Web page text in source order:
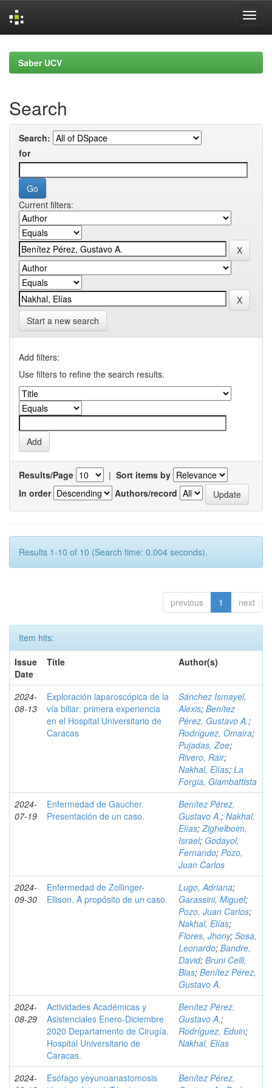
navigationSaber UCV
Search
Search:
for
Current filters:
Start a new search
Add filters:
Use filters to refine the search results.
Results/Page | Sort items by
In order
Authors/record
Results 1-10 of 10 (Search time: 0.004 seconds).
previous 1 next
Item hits:
Issue
Date
Title Author(s)
2024-
08-13
Exploración laparoscópica de la
vía biliar: primera experiencia
en el Hospital Universitario de
Caracas
Sánchez Ismayel,
Alexis; Benítez
Pérez, Gustavo A.;
Rodríguez, Omaira;
Pujadas, Zoe;
Rivero, Rair;
Nakhal, Elías; La
Forgia, Giambattista
2024-
07-19
Enfermedad de Gaucher.
Presentación de un caso.
Benítez Pérez,
Gustavo A.; Nakhal,
Elías;Zighelboim,
Israel; Godayol,
Fernando; Pozo,
Juan Carlos
2024-
09-30
Enfermedad de Zollinger-
Ellison. A propósito de un caso.
Lugo, Adriana;
Garassini, Miguel;
Pozo, Juan Carlos;
Nakhal, Elías;
Flores, Jhony; Sosa,
Leonardo; Bandre,
David; Bruni Celli,
Blas; Benítez Pérez,
Gustavo A.
2024-
08-29
Actividades Académicas y
Asistenciales Enero-Diciembre
2020 Departamento de Cirugía.
Hospital Universitario de
Caracas.
Benítez Pérez,
Gustavo A.;
Rodríguez, Eduin;
Nakhal, Elías
2024-
Esófago yeyunoanastomosis
Benítez Pérez,